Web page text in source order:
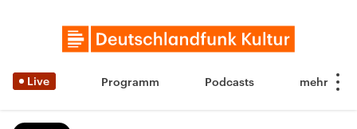
Live Programm Podcasts